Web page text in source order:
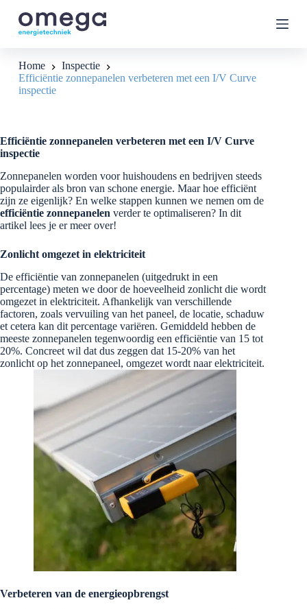
G
n
d
h
o
u
d
Home
Inspectie
Efficiëntie zonnepanelen verbeteren met een I/V Curve
inspectie
Efficiëntie zonnepanelen verbeteren met een I/V Curve
inspectie
Zonnepanelen worden voor huishoudens en bedrijven steeds
populairder als bron van schone energie. Maar hoe efficiënt
zijn ze eigenlijk? En welke stappen kunnen we nemen om de
efficiëntie zonnepanelen verder te optimaliseren? In dit
artikel lees je er meer over!
Zonlicht omgezet in elektriciteit
De efficiëntie van zonnepanelen (uitgedrukt in een
percentage) meten we door de hoeveelheid zonlicht die wordt
omgezet in elektriciteit. Afhankelijk van verschillende
factoren, zoals vervuiling van het paneel, de locatie, schaduw
et cetera kan dit percentage variëren. Gemiddeld hebben de
meeste zonnepanelen tegenwoordig een efficiëntie van 15 tot
20%. Concreet wil dat dus zeggen dat 15-20% van het
zonlicht op het zonnepaneel, omgezet wordt naar elektriciteit.
Verbeteren van de energieopbrengst